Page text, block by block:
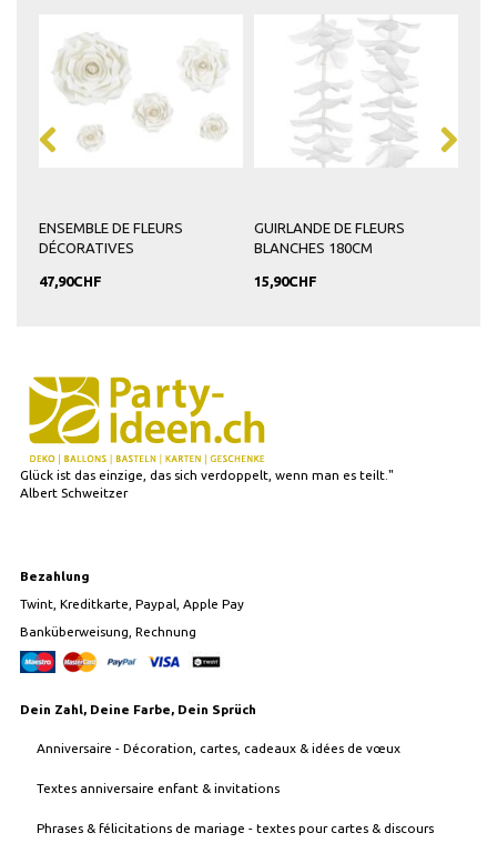
ENSEMBLE DE FLEURS
DÉCORATIVES
47,90CHF
GUIRLANDE DE FLEURS
BLANCHES 180CM
15,90CHF
Glück ist das einzige, das sich verdoppelt, wenn man es teilt."
Albert Schweitzer
Bezahlung
Twint, Kreditkarte, Paypal, Apple Pay
Banküberweisung, Rechnung
Dein Zahl, Deine Farbe, Dein Sprüch
Anniversaire - Décoration, cartes, cadeaux & idées de vœux
Textes anniversaire enfant & invitations
Phrases & félicitations de mariage - textes pour cartes & discours